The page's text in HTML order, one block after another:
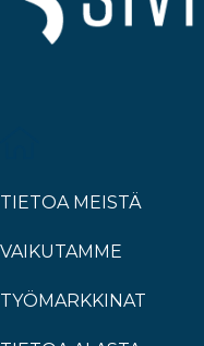
TIETOA MEISTÄ
VAIKUTAMME
TYÖMARKKINAT